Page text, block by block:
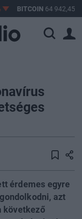
BITCOIN64 942,45
érdemes egyre
azt
következő